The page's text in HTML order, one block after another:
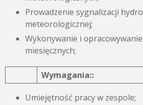
Prowadzenie sygnalizacji
meteorologicznej;
Wykonywanie i
miesięcznych;
Wymagania::
Umiejętność pracy w zespole;